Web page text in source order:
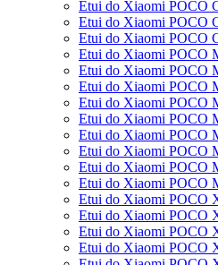
Etui do Xiaomi POCO
Etui do Xiaomi POCO
Etui do Xiaomi POCO
Etui do Xiaomi POCO
Etui do Xiaomi POCO
Etui do Xiaomi POCO
Etui do Xiaomi POCO
Etui do Xiaomi POCO
Etui do Xiaomi POCO
Etui do Xiaomi POCO
Etui do Xiaomi POCO
Etui do Xiaomi POCO
Etui do Xiaomi POCO
Etui do Xiaomi POCO
Etui do Xiaomi POCO
Etui do Xiaomi POCO